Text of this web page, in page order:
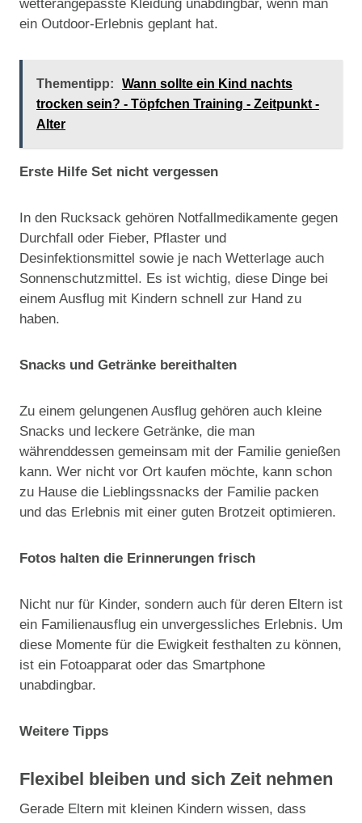
wetterangepasste Kleidung unabdingbar, wenn man
ein Outdoor-Erlebnis geplant hat.
Thementipp:
Wann sollte ein Kind nachts
trocken sein? - Töpfchen Training - Zeitpunkt -
Alter
Erste Hilfe Set nicht vergessen
In den Rucksack gehören Notfallmedikamente gegen
Durchfall oder Fieber, Pflaster und
Desinfektionsmittel sowie je nach Wetterlage auch
Sonnenschutzmittel. Es ist wichtig, diese Dinge bei
einem Ausflug mit Kindern schnell zur Hand zu
haben.
Snacks und Getränke bereithalten
Zu einem gelungenen Ausflug gehören auch kleine
Snacks und leckere Getränke, die man
währenddessen gemeinsam mit der Familie genießen
kann. Wer nicht vor Ort kaufen möchte, kann schon
zu Hause die Lieblingssnacks der Familie packen
und das Erlebnis mit einer guten Brotzeit optimieren.
Fotos halten die Erinnerungen frisch
Nicht nur für Kinder, sondern auch für deren Eltern ist
ein Familienausflug ein unvergessliches Erlebnis. Um
diese Momente für die Ewigkeit festhalten zu können,
ist ein Fotoapparat oder das Smartphone
unabdingbar.
Weitere Tipps
Flexibel bleiben und sich Zeit nehmen
Gerade Eltern mit kleinen Kindern wissen, dass